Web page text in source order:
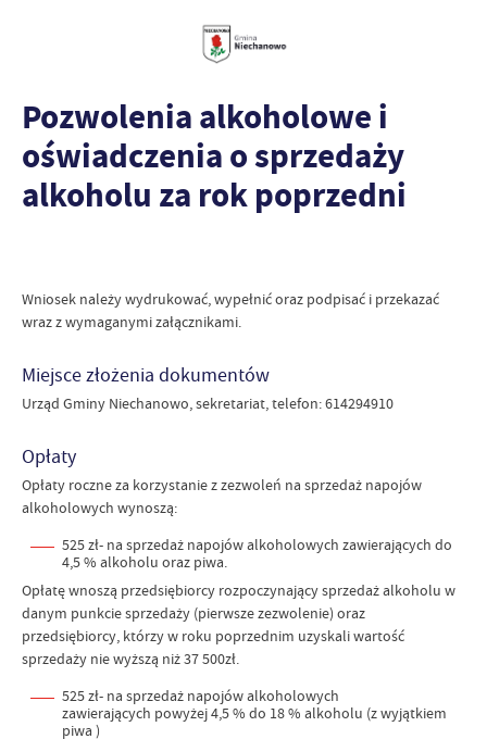
Pozwolenia alkoholowe i
oświadczenia o sprzedaży
alkoholu za rok poprzedni
Wniosek należy wydrukować, wypełnić oraz podpisać i przekazać
wraz z wymaganymi załącznikami.
Miejsce złożenia dokumentów
Urząd Gminy Niechanowo, sekretariat, telefon: 614294910
Opłaty
Opłaty roczne za korzystanie z zezwoleń na sprzedaż napojów
alkoholowych wynoszą:
525 zł- na sprzedaż napojów alkoholowych zawierających do
4,5 % alkoholu oraz piwa.
Opłatę wnoszą przedsiębiorcy rozpoczynający sprzedaż alkoholu w
danym punkcie sprzedaży (pierwsze zezwolenie) oraz
przedsiębiorcy, którzy w roku poprzednim uzyskali wartość
sprzedaży nie wyższą niż 37 500zł.
525 zł- na sprzedaż napojów alkoholowych
zawierających powyżej 4,5 % do 18 % alkoholu (z wyjątkiem
piwa )